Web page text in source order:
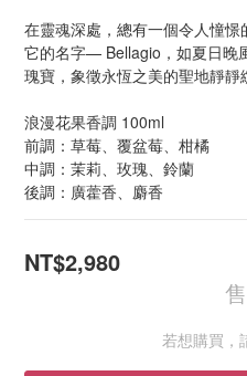
在靈魂深處，總有一個令人憧憬
它的名字— Bellagio，如夏日晚
瑰寶，象徵永恆之美的聖地靜靜
浪漫花果香調 100ml
前調：草莓、覆盆莓、柑橘
中調：茉莉、玫瑰、鈴蘭
後調：廣藿香、麝香
NT$2,980
若想購買，